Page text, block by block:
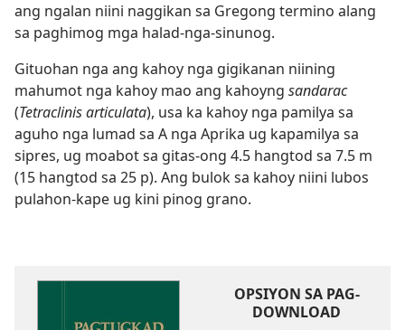
ang ngalan niini naggikan sa Gregong termino alang
sa paghimog mga halad-nga-sinunog.
Gituohan nga ang kahoy nga gigikanan niining
mahumot nga kahoy mao ang kahoyng sandarac
(Tetraclinis articulata), usa ka kahoy nga pamilya sa
aguho nga lumad sa A nga Aprika ug kapamilya sa
sipres, ug moabot sa gitas-ong 4.5 hangtod sa 7.5 m
(15 hangtod sa 25 p). Ang bulok sa kahoy niini lubos
pulahon-kape ug kini pinog grano.
OPSIYON SA PAG-
DOWNLOAD